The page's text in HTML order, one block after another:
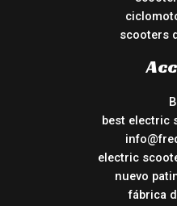
scooters
best electric
electric
nuevo
fábrica